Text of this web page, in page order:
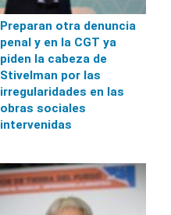
Preparan otra denuncia
penal y en la CGT ya
piden la cabeza de
Stivelman por las
irregularidades en las
obras sociales
intervenidas